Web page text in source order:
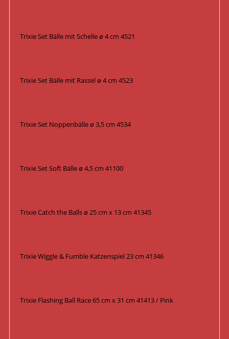
Trixie Set Bälle mit Schelle ø 4 cm 4521
Trixie Set Bälle mit Rassel ø 4 cm 4523
Trixie Set Noppenbälle ø 3,5 cm 4534
Trixie Set Soft Bälle ø 4,5 cm 41100
Trixie Catch the Balls ø 25 cm x 13 cm 41345
Trixie Wiggle & Fumble Katzenspiel 23 cm 41346
Trixie Flashing Ball Race 65 cm x 31 cm 41413 / Pink